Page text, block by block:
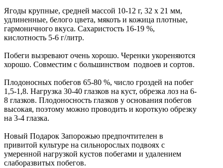
Ягоды крупные, средней массой 10-12 г, 32 х 21 мм,
удлиненные, белого цвета, мякоть и кожица плотные,
гармоничного вкуса. Сахаристость 16-19 %,
кислотность 5-6 г/литр.
Побеги вызревают очень хорошо. Черенки укореняются
хорошо. Совместим с большинством подвоев и сортов.
Плодоносных побегов 65-80 %, число гроздей на побег
1,5-1,8. Нагрузка 30-40 глазков на куст, обрезка лоз на 6-
8 глазков. Плодоносность глазков у основания побегов
высокая, поэтому можно проводить и короткую обрезку
на 3-4 глазка.
Новый Подарок Запорожью предпочтителен в
привитой культуре на сильнорослых подвоях с
умеренной нагрузкой кустов побегами и удалением
слаборазвитых побегов.